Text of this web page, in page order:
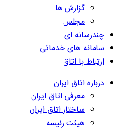
گزارش ها
مجلس
چندرسانه ای
سامانه های خدماتی
ارتباط با اتاق
درباره اتاق ایران
معرفی اتاق ایران
ساختار اتاق ایران
هیئت رئیسه